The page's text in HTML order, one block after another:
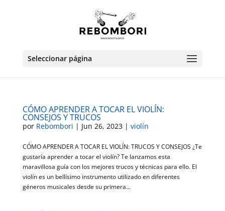
Seleccionar página
CÓMO APRENDER A TOCAR EL VIOLÍN:
CONSEJOS Y TRUCOS
por Rebombori | Jun 26, 2023| violín
CÓMO APRENDER A TOCAR EL VIOLÍN: TRUCOS Y CONSEJOS ¿Te
gustaría aprender a tocar el violín? Te lanzamos esta
maravillosa guía con los mejores trucos y técnicas para ello. El
violín es un bellísimo instrumento utilizado en diferentes
géneros musicales desde su primera...